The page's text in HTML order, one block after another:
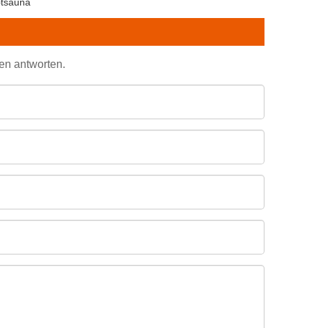
antworten.